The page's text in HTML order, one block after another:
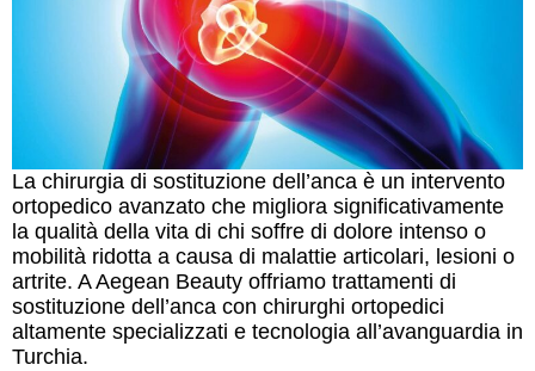
La chirurgia di sostituzione dell’anca è un intervento
ortopedico avanzato che migliora significativamente
la qualità della vita di chi soffre di dolore intenso o
mobilità ridotta a causa di malattie articolari, lesioni o
artrite. A Aegean Beauty offriamo trattamenti di
sostituzione dell’anca con chirurghi ortopedici
altamente specializzati e tecnologia all’avanguardia in
Turchia.